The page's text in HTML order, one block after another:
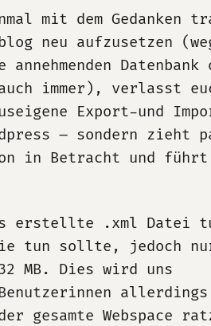
mit dem Gedanken
neu aufzusetzen
annehmenden
auch immer), verlasst
Export-und
– sondern zieht
in Betracht und führt
erstellte .xml Datei
tun sollte, jedoch
MB. Dies wird uns
gesamte Webspace